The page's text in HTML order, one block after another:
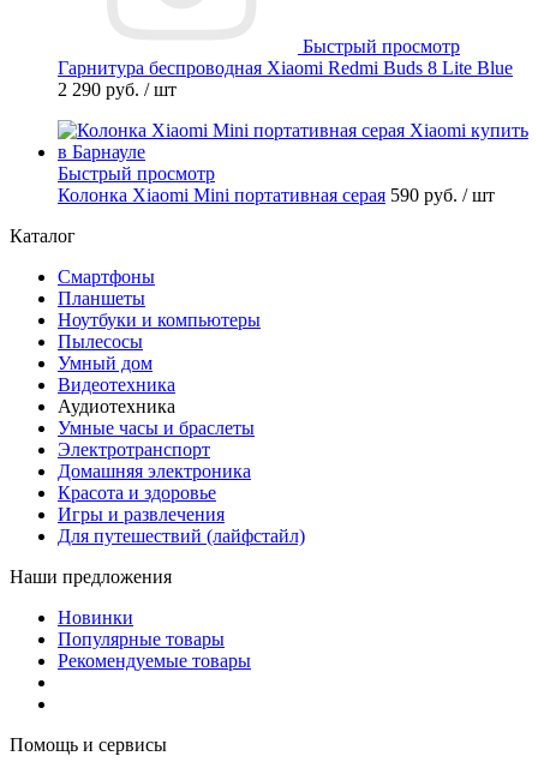
Быстрый просмотр
Гарнитура беспроводная Xiaomi Redmi Buds 8 Lite Blue
2 290 руб. / шт
Быстрый просмотр
Колонка Xiaomi Mini портативная серая 590 руб. / шт
Каталог
Смартфоны
Планшеты
Ноутбуки и компьютеры
Пылесосы
Умный дом
Видеотехника
Аудиотехника
Умные часы и браслеты
Электротранспорт
Домашняя электроника
Красота и здоровье
Игры и развлечения
Для путешествий (лайфстайл)
Наши предложения
Новинки
Популярные товары
Рекомендуемые товары
Помощь и сервисы